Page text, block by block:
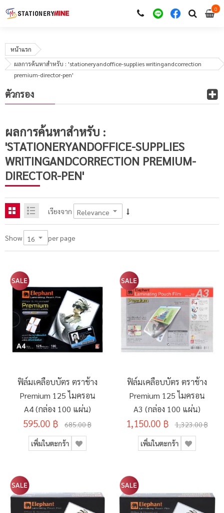
00
หน้าแรก
ผลการค้นหาสำหรับ : 'stationeryandoffice-supplies writingandcorrection
premium-director-pen'
ผลการค้นหาสำหรับ :
'STATIONERYANDOFFICE-SUPPLIES
WRITINGANDCORRECTION PREMIUM-
DIRECTOR-PEN'
เรียงจาก
Show per page
ฟิล์มเคลือบบัตร ตราช้าง
Premium 125 ไมครอน
A4 (กล่อง 100 แผ่น)
595.00 ฿ 685.00 ฿
เพิ่มในตะกร้า
ฟิล์มเคลือบบัตร ตราช้าง
Premium 125 ไมครอน
A3 (กล่อง 100 แผ่น)
1,150.00 ฿ 1,323.00 ฿
เพิ่มในตะกร้า
ตัวกรอง